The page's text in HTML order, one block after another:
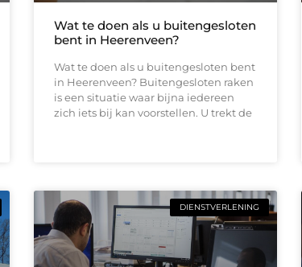
Wat te doen als u buitengesloten
bent in Heerenveen?
Wat te doen als u buitengesloten bent
in Heerenveen? Buitengesloten raken
is een situatie waar bijna iedereen
zich iets bij kan voorstellen. U trekt de
DIENSTVERLENING